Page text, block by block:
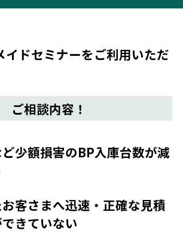
イドセミナーをご利用いただ
ご相談内容！
少額損害のBP入庫台数が減
客さまへ迅速・正確な見積
きていない